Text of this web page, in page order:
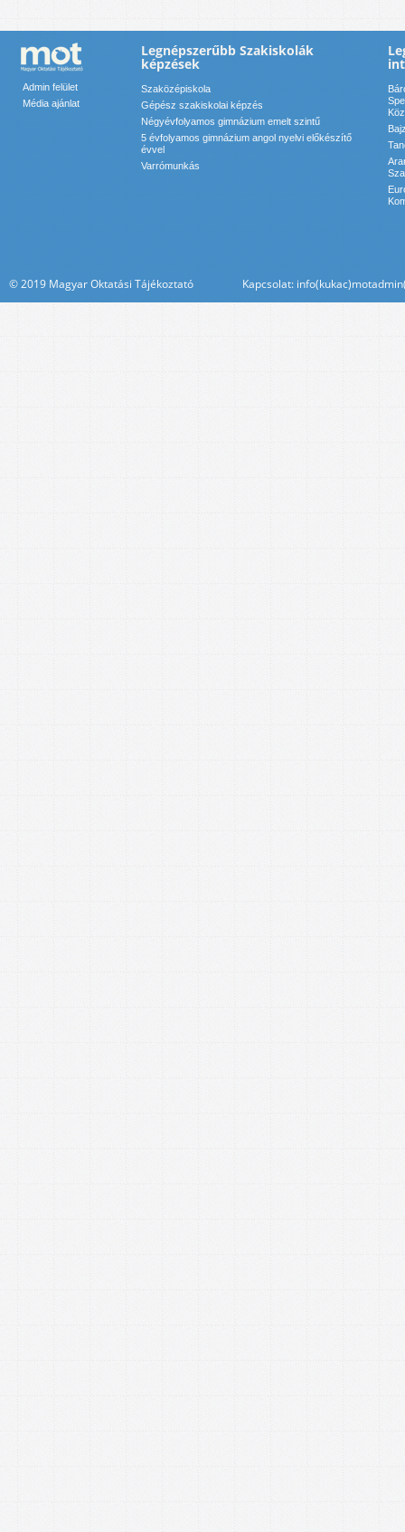
Admin felület
Média ajánlat
Legnépszerűbb Szakiskolák
képzések
Szaközépiskola
Gépész szakiskolai képzés
Négyévfolyamos gimnázium emelt szintű
5 évfolyamos gimnázium angol nyelvi előkészítő
évvel
Varrómunkás
© 2019 Magyar Oktatási Tájékoztató Kapcsolat: